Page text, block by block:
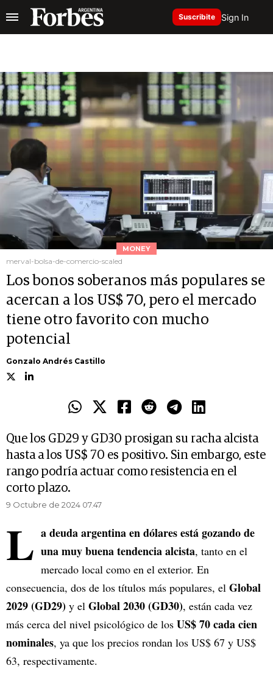
Suscribite Sign In
MONEY
merval-bolsa-de-comercio-scaled
Los bonos soberanos más populares se
acercan a los US$ 70, pero el mercado
tiene otro favorito con mucho
potencial
Gonzalo Andrés Castillo
Que los GD29 y GD30 prosigan su racha alcista
hasta a los US$ 70 es positivo. Sin embargo, este
rango podría actuar como resistencia en el
corto plazo.
9 Octubre de 2024 07.47
L a deuda argentina en dólares está gozando de
una muy buena tendencia alcista, tanto en el
mercado local como en el exterior. En
consecuencia, dos de los títulos más populares, el Global
2029 (GD29) y el Global 2030 (GD30), están cada vez
más cerca del nivel psicológico de los US$ 70 cada cien
nominales, ya que los precios rondan los US$ 67 y US$
63, respectivamente.